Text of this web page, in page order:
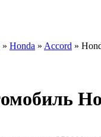
» Honda » Accord »